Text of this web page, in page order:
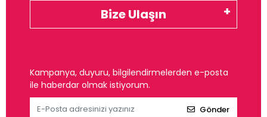
Bize Ulaşın
Kampanya, duyuru, bilgilendirmelerden e-posta
ile haberdar olmak istiyorum.
Gönder